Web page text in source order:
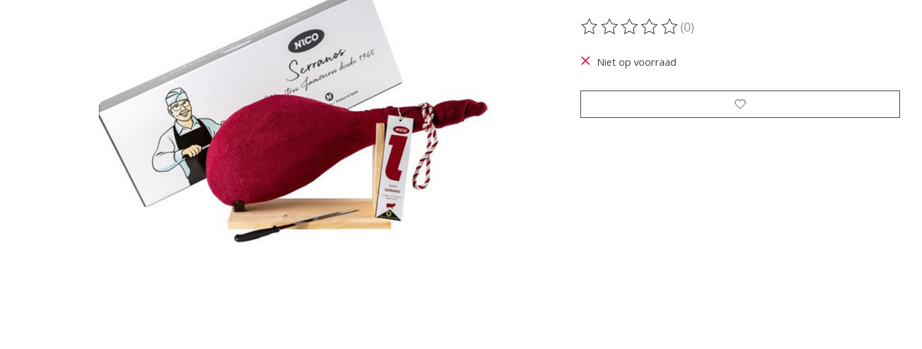
De beoordeling van dit product is
(0)
Niet op voorraad